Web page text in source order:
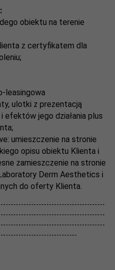
obiektu na terenie
z certyfikatem dla
leasingowa
ulotki z prezentacją
efektów jego działania plus
umieszczenie na stronie
opisu obiektu Klienta i
zamieszczenie na stronie
Derm Aesthetics i
do oferty Klienta.